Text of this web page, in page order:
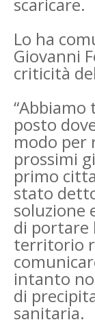
scaricare.
Lo ha
Giovanni
criticità
posto
modo per
prossimi
primo
stato
soluzione
di portare
territorio
intanto
di
sanitaria.